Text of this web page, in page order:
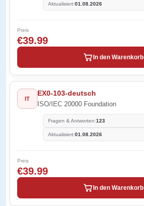
Aktualisiert:01.08.2026
Preis
€39.99
In den Warenkorb
IT
EX0-103-deutsch
ISO/IEC 20000 Foundation
Fragen & Antworten:123
Aktualisiert:01.08.2026
Preis
€39.99
In den Warenkorb